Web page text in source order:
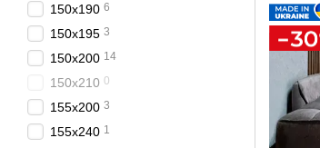
150x190 6
150x195 3
150x200 14
150x210 0
155x200 3
155x240 1